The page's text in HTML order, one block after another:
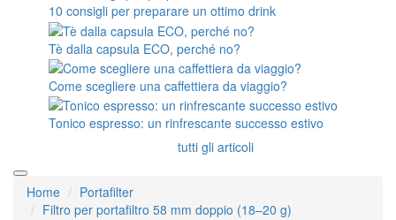
10 consigli per preparare un ottimo drink
Tè dalla capsula ECO, perché no?
Come scegliere una caffettiera da viaggio?
Tonico espresso: un rinfrescante successo estivo
tutti gli articoli
Home
Portafilter
Filtro per portafiltro 58 mm doppio (18–20 g)